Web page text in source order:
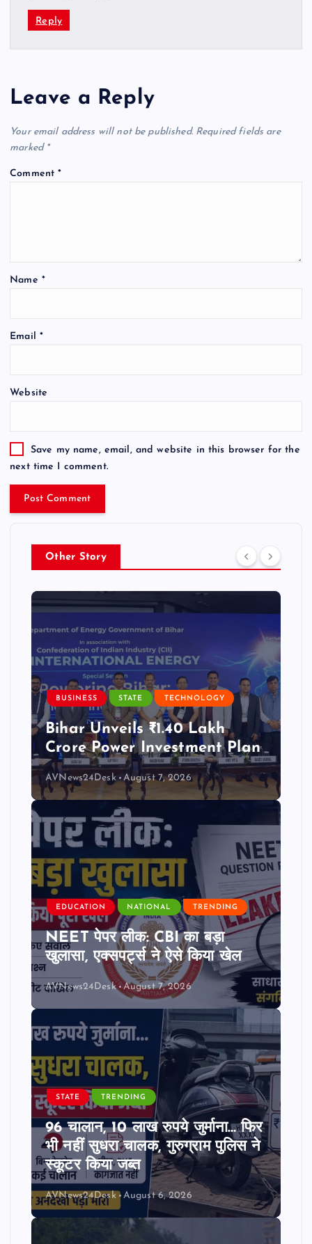
Reply
Leave a Reply
Your email address will not be published. Required fields are
marked *
Comment*
Name *
Email *
Website
Save my name, email, and website in this browser for the
next time I comment.
Other Story
BUSINESS STATE TECHNOLOGY
Bihar Unveils ₹1.40 Lakh
Crore Power Investment Plan
AVNews24Desk August 7, 2026
EDUCATION NATIONAL TRENDING
NEET पेपर लीक: CBI का बड़ा
खुलासा, एक्सपर्ट्स ने ऐसे किया खेल
AVNews24Desk August 7, 2026
STATE TRENDING
96 चालान, 10 लाख रुपये जुर्माना… फिर
भी नहीं सुधरा चालक, गुरुग्राम पुलिस ने
स्कूटर किया जब्त
AVNews24Desk August 6, 2026